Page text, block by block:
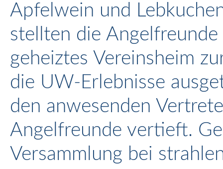
Apfelwein und
stellten die
geheiztes Vereinsheim
die UW-Erlebnisse
den anwesenden
Angelfreunde vertieft.
Versammlung bei